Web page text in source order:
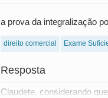
a prova da integralização
direito comercial Exame
Resposta
Claudete, considerando